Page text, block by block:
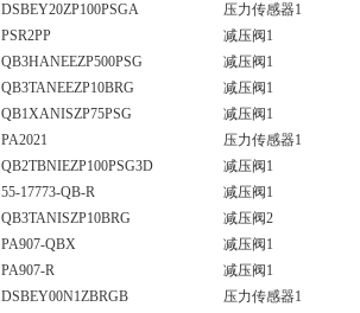
DSBEY20ZP100PSGA
压力传感器1
PSR2PP
减压阀1
QB3HANEEZP500PSG
减压阀1
QB3TANEEZP10BRG
减压阀1
QB1XANISZP75PSG
减压阀1
PA2021
压力传感器1
QB2TBNIEZP100PSG3D
减压阀1
55-17773-QB-R
减压阀1
QB3TANISZP10BRG
减压阀2
PA907-QBX
减压阀1
PA907-R
减压阀1
DSBEY00N1ZBRGB
压力传感器1